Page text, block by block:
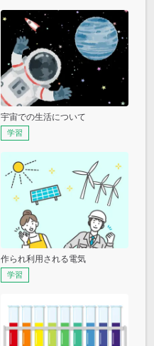
宇宙での生活について
学習
作られ利用される電気
学習